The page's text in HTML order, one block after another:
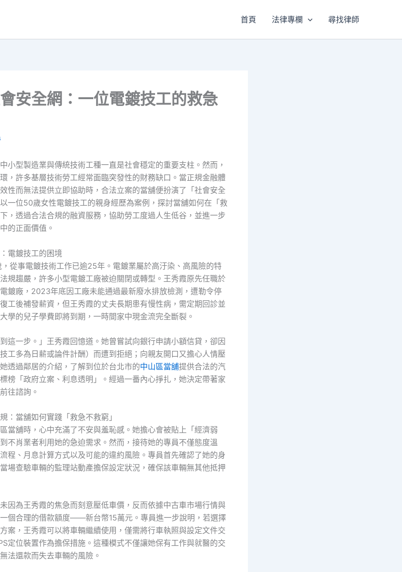
首頁 法律專欄 尋找律師
安全網：一位電鍍技工的救急
小型製造業與傳統技術工種一直是社會穩定的重要支柱。然而，
，許多基層技術勞工經常面臨突發性的財務缺口。當正規金融體
性而無法提供立即協助時，合法立案的當舖便扮演了「社會安全
一位50歲女性電鍍技工的親身經歷為案例，探討當舖如何在「救
，透過合法合規的融資服務，協助勞工度過人生低谷，並進一步
的正面價值。
電鍍技工的困境
從事電鍍技術工作已逾25年。電鍍業屬於高汙染、高風險的特
規趨嚴，許多小型電鍍工廠被迫關閉或轉型。王秀霞原先任職於
鍍廠，2023年底因工廠未能通過最新廢水排放檢測，遭勒令停
工後補發薪資，但王秀霞的丈夫長期患有慢性病，需定期回診並
學的兒子學費即將到期，一時間家中現金流完全斷裂。
到這一步。」王秀霞回憶道。她曾嘗試向銀行申請小額信貸，卻因
工多為日薪或論件計酬）而遭到拒絕；向親友開口又擔心人情壓
透過鄰居的介紹，了解到位於台北市的中山區當舖提供合法的汽
榜「政府立案、利息透明」。經過一番內心掙扎，她決定帶著家
往諮詢。
：當舖如何實踐「救急不救窮」
當舖時，心中充滿了不安與羞恥感。她擔心會被貼上「經濟弱
不肖業者利用她的急迫需求。然而，接待她的專員不僅態度溫
程、月息計算方式以及可能的違約風險。專員首先確認了她的身
場查驗車輛的監理站動產擔保設定狀況，確保該車輛無其他抵押
因為王秀霞的焦急而刻意壓低車價，反而依據中古車市場行情與
個合理的借款額度——新台幣15萬元。專員進一步說明，若選擇
方案，王秀霞可以將車輛繼續使用，僅需將行車執照與設定文件交
定位裝置作為擔保措施。這種模式不僅讓她保有工作與就醫的交
法還款而失去車輛的風險。